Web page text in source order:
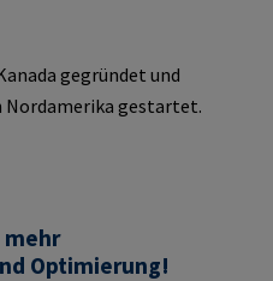
gegründet und
gestartet.
mehr
Optimierung!